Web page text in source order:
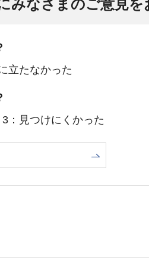
みなさまのご意見
立たなかった
3：見つけにくかった